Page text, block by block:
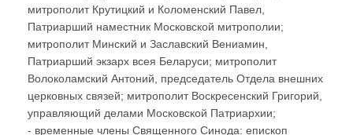
митрополит Крутицкий и Коломенский Павел,
Патриарший наместник Московской митрополии;
митрополит Минский и Заславский Вениамин,
Патриарший экзарх всея Беларуси; митрополит
Волоколамский Антоний, председатель Отдела внешних
церковных связей; митрополит Воскресенский Григорий,
управляющий делами Московской Патриархии;
- временные члены Священного Синода: епископ